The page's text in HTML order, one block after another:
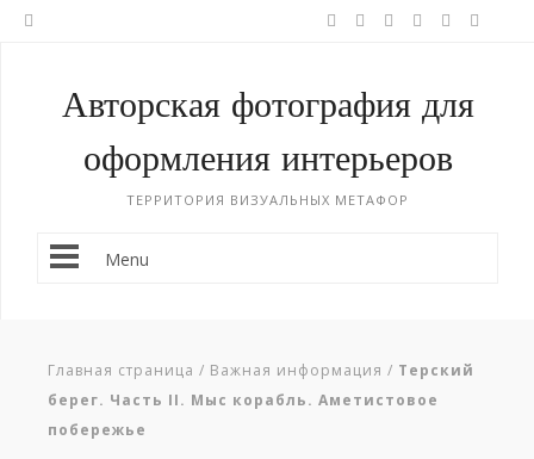
Авторская фотография для
оформления интерьеров
ТЕРРИТОРИЯ ВИЗУАЛЬНЫХ МЕТАФОР
Menu
Главная страница / Важная информация / Терский
берег. Часть II. Мыс корабль. Аметистовое
побережье